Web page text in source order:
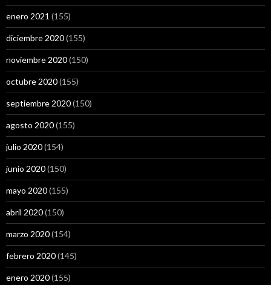
enero 2021 (155)
diciembre 2020(155)
noviembre 2020(150)
octubre 2020(155)
septiembre 2020(150)
agosto 2020(155)
julio 2020(154)
junio 2020(150)
mayo 2020(155)
abril 2020(150)
marzo 2020(154)
febrero 2020(145)
enero 2020(155)